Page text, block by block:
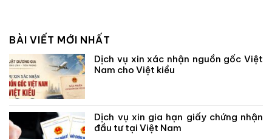
BÀI VIẾT MỚI NHẤT
Dịch vụ xin xác nhận nguồn gốc Việt
Nam cho Việt kiều
Dịch vụ xin gia hạn giấy chứng nhận
đầu tư tại Việt Nam